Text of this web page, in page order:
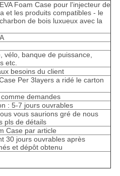
Foam Case pour l'injecteur de
et les produits compatibles - le
de bois luxueux avec la
vélo, banque de puissance,
etc.
besoins du client
Per 3layers a ridé le carton
demandes
: 5-7 jours ouvrables
vous saurions gré de nous
pls de détails
Case par article
30 jours ouvrables après
et dépôt obtenu